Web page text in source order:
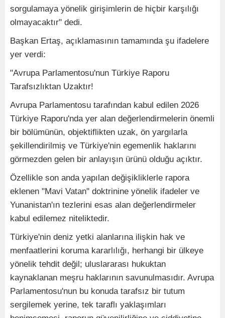
sorgulamaya yönelik girişimlerin de hiçbir karşılığı
olmayacaktır" dedi.
Başkan Ertaş, açıklamasının tamamında şu ifadelere
yer verdi:
"Avrupa Parlamentosu'nun Türkiye Raporu
Tarafsızlıktan Uzaktır!
Avrupa Parlamentosu tarafından kabul edilen 2026
Türkiye Raporu'nda yer alan değerlendirmelerin önemli
bir bölümünün, objektiflikten uzak, ön yargılarla
şekillendirilmiş ve Türkiye'nin egemenlik haklarını
görmezden gelen bir anlayışın ürünü olduğu açıktır.
Özellikle son anda yapılan değişikliklerle rapora
eklenen "Mavi Vatan" doktrinine yönelik ifadeler ve
Yunanistan'ın tezlerini esas alan değerlendirmeler
kabul edilemez niteliktedir.
Türkiye'nin deniz yetki alanlarına ilişkin hak ve
menfaatlerini koruma kararlılığı, herhangi bir ülkeye
yönelik tehdit değil; uluslararası hukuktan
kaynaklanan meşru haklarının savunulmasıdır. Avrupa
Parlamentosu'nun bu konuda tarafsız bir tutum
sergilemek yerine, tek taraflı yaklaşımları